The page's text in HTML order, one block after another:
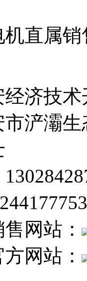
机直属
济技
浐灞
网站：
网站：